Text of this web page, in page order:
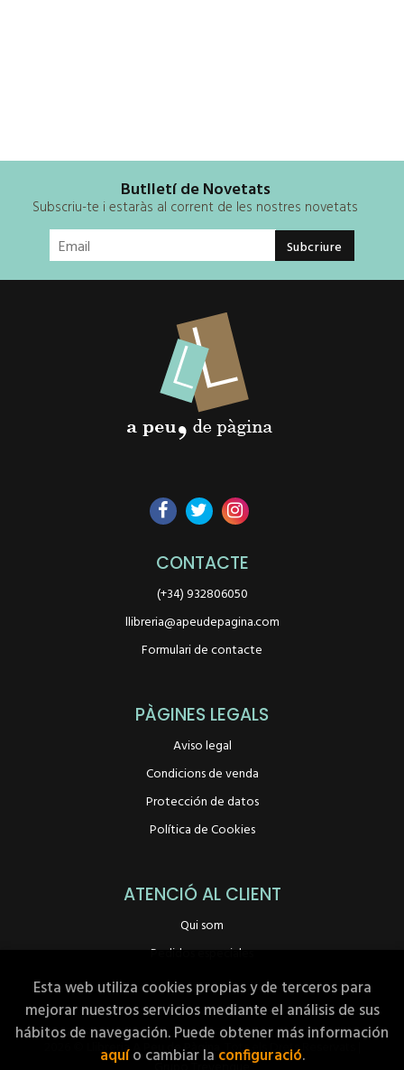
Butlletí de Novetats
Subscriu-te i estaràs al corrent de les nostres novetats
CONTACTE
(+34) 932806050
llibreria@apeudepagina.com
Formulari de contacte
PÀGINES LEGALS
Aviso legal
Condicions de venda
Protección de datos
Política de Cookies
ATENCIÓ AL CLIENT
Qui som
Pedidos especiales
Llibreria A Peu de Pàgina . Tots els Drets Reservats |
Esta web utiliza cookies propias y de terceros para
mejorar nuestros servicios mediante el análisis de sus
hábitos de navegación. Puede obtener más información
aquío cambiar la configuració.